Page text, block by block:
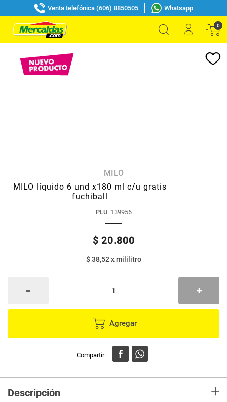
Venta telefónica (606) 8850505 Whatsapp
0
MILO
MILO líquido 6 und x180 ml c/u gratis
fuchiball
PLU: 139956
$ 20.800
$ 38,52xmililitro
Agregar
Descripción +